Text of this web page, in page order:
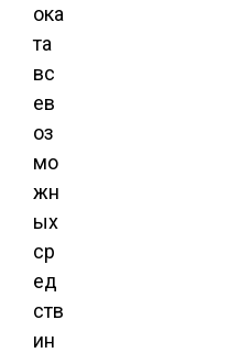
ока
та
вс
ев
оз
мо
жн
ых
ср
ед
ств
ин